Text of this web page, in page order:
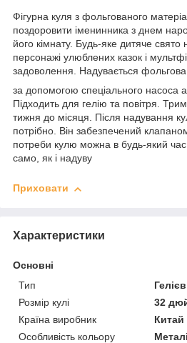
Фігурна куля з фольгованого
поздоровити іменинника з днем
його кімнату. Будь-яке дитяче
персонажі улюблених казок і
задоволення. Надувається
за допомогою спеціального насоса
Підходить для гелію та повітря.
тижня до місяця. Після надування
потрібно. Він забезпечений
потреби кулю можна в будь-який
само, як і надуву
Приховати
Характеристики
Основні
Тип
Розмір кулі
32
Країна виробник
Китай
Особливість кольору